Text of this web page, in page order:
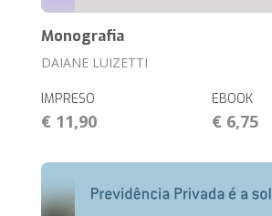
Monografia
DAIANE LUIZETTI
IMPRESO
€ 11,90
EBOOK
€ 6,75